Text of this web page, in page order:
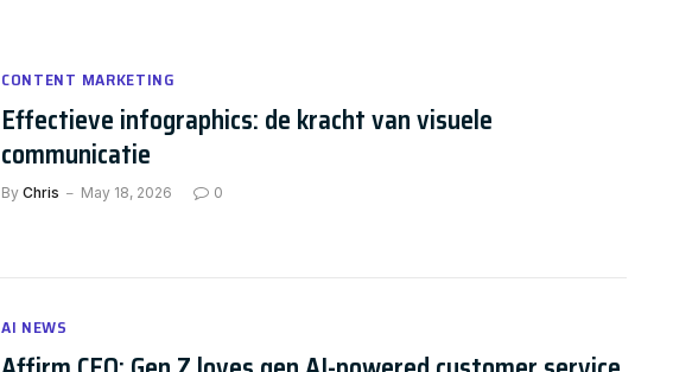
CONTENT MARKETING
Effectieve infographics: de kracht van visuele
communicatie
By Chris May 18, 2026 0
AI NEWS